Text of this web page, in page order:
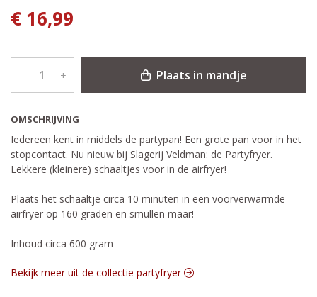
OMSCHRIJVING
Iedereen kent in middels de partypan! Een grote pan voor in het
stopcontact. Nu nieuw bij Slagerij Veldman: de Partyfryer.
Lekkere (kleinere) schaaltjes voor in de airfryer!
Plaats het schaaltje circa 10 minuten in een voorverwarmde
airfryer op 160 graden en smullen maar!
Inhoud circa 600 gram
€ 16,99
– + Plaats in mandje
Bekijk meer uit de collectie partyfryer